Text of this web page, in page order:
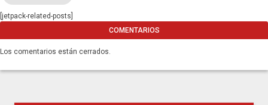
[jetpack-related-posts]
COMENTARIOS
Los comentarios están cerrados.